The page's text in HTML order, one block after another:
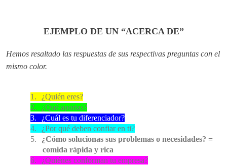
EJEMPLO DE UN “ACERCA DE”
Hemos resaltado las respuestas de sus respectivas preguntas con el
mismo color.
1.
¿Quién eres?
2.
¿Qué aportas?
3.
¿Cuál es tu diferenciador?
4.
¿Por qué deben confiar en ti?
5.
¿Cómo solucionas sus problemas o necesidades? =
comida rápida y rica
6.
¿Quiénes conforman tu empresa?